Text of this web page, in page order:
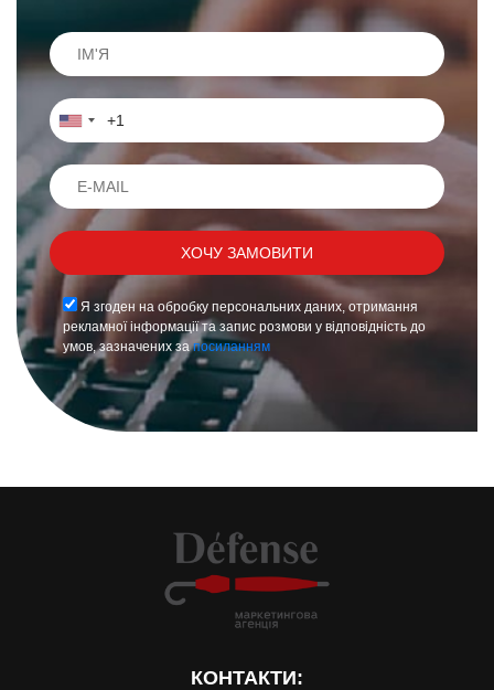
Я згоден на обробку персональних даних, отримання
рекламної інформації та запис розмови у відповідність до
умов, зазначених запосиланням
КОНТАКТИ: